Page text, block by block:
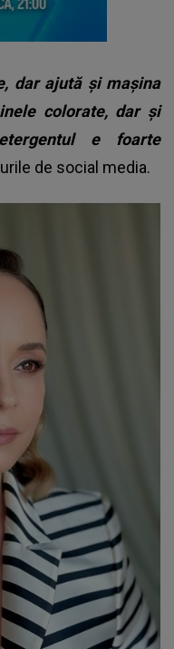
dar ajută și mașina
colorate, dar și
e foarte
de social media.